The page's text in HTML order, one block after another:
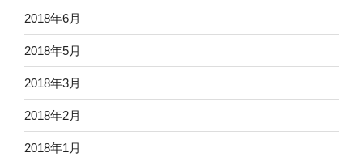
2018年6月
2018年5月
2018年3月
2018年2月
2018年1月